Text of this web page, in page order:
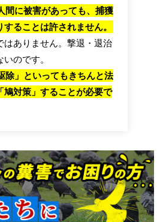
間に被害があっても、捕獲
することは許されません。
はありません。撃退・退治
のです。
除」といってもきちんと法
鳩対策」することが必要で